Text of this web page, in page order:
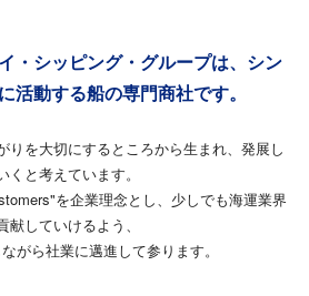
・シッピング・グループは、 シン
活動する船の専門商社です。
りを大切にするところから生まれ、発展し
くと考えています。
を企業理念とし、少しでも海運業界
献していけるよう、
がら社業に邁進して参ります。